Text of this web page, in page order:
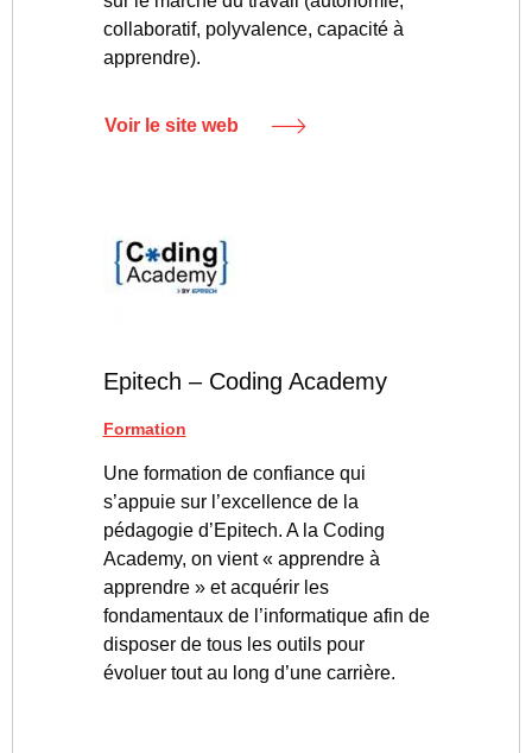
collaboratif, polyvalence, capacité à
apprendre).
Voir le site web
Epitech – Coding Academy
Formation
Une formation de confiance qui
s’appuie sur l’excellence de la
pédagogie d’Epitech. A la Coding
Academy, on vient « apprendre à
apprendre » et acquérir les
fondamentaux de l’informatique afin de
disposer de tous les outils pour
évoluer tout au long d’une carrière.